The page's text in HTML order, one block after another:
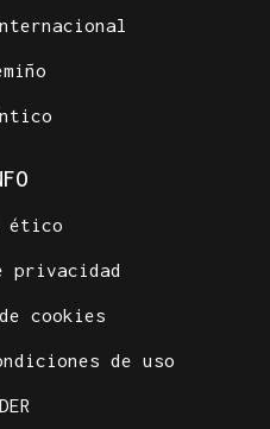
ético
privacidad
cookies
de uso